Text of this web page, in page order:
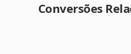
Conversões